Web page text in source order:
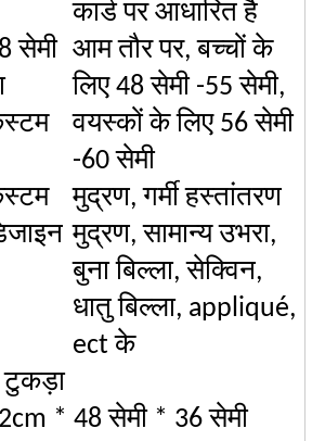
कार्ड पर आधारित है
सेमी आम तौर पर, बच्चों के
लिए 48 सेमी -55 सेमी,
वयस्कों के लिए 56 सेमी
-60 सेमी
मुद्रण, गर्मी हस्तांतरण
मुद्रण, सामान्य उभरा,
बुना बिल्ला, सेक्विन,
धातु बिल्ला, appliqué,
ect के
टुकड़ा
* 48 सेमी * 36 सेमी